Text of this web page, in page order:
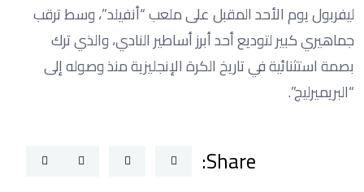
ليفربول يوم الأحد المقبل على ملعب “أنفيلد”، وسط ترقب
جماهيري كبير لتوديع أحد أبرز أساطير النادي، والذي ترك
بصمة استثنائية في تاريخ الكرة الإنجليزية منذ وصوله إلى
“البريميرليج”.
Share: